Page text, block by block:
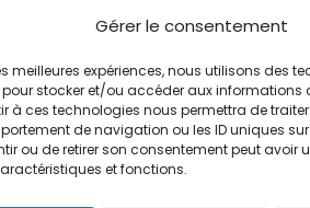
Gérer le consentement
meilleures expériences, nous utilisons des
stocker et/ou accéder aux informations
à ces technologies nous permettra de
de navigation ou les ID uniques sur
ou de retirer son consentement peut avoir
et fonctions.
Règlement intérieur
Politique de
Mentions légales
Politique de cookies